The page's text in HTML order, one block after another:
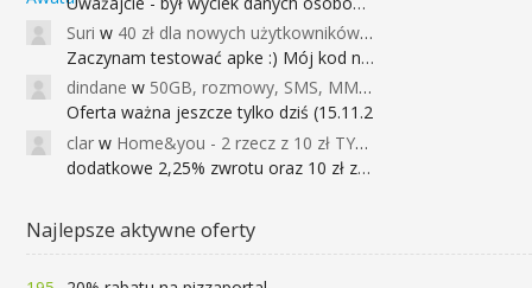
Suri w 40 zł dla nowych użytkowników Google Pay (dawniej Android Pay)
Zaczynam testować apke :) Mój kod na 40
dindane w 50GB, rozmowy, SMS, MMS bez limitu przez 6 miesięcy za darmo za przeniesienie numeru do Play NEXT
Oferta ważna jeszcze tylko dziś (15.11.2
clar w Home&you - 2 rzecz z 10 zł TYLKO DZISIAJ
dodatkowe 2,25% zwrotu oraz 10 zł za r
Najlepsze aktywne oferty